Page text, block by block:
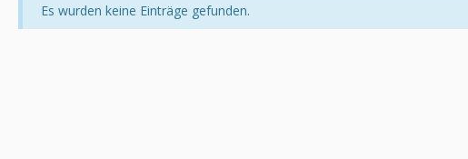
Es wurden keine Einträge gefunden.